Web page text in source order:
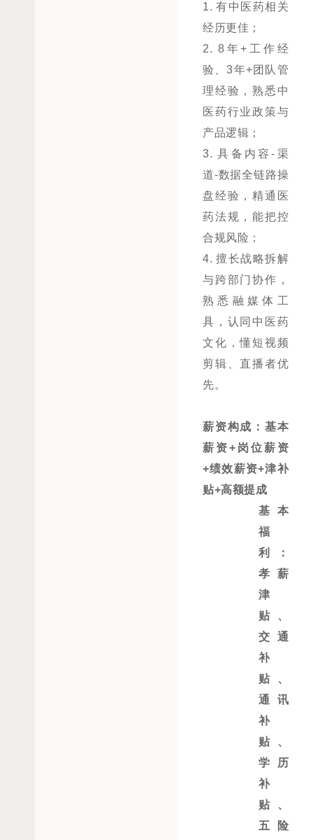
1.有中医药相关
经历更佳；
2. 8年+工作经
验、3年+团队管
理经验，熟悉中
医药行业政策与
产品逻辑；
3.具备内容-渠
道-数据全链路操
盘经验，精通医
药法规，能把控
合规风险；
4.擅长战略拆解
与跨部门协作，
熟悉融媒体工
具，认同中医药
文化，懂短视频
剪辑、直播者优
先。
薪资构成：基本
薪资+岗位薪资
+绩效薪资+津补
贴+高额提成
基本
福
利：
孝薪
津
贴、
交通
补
贴、
通讯
补
贴、
学历
补
贴、
五险